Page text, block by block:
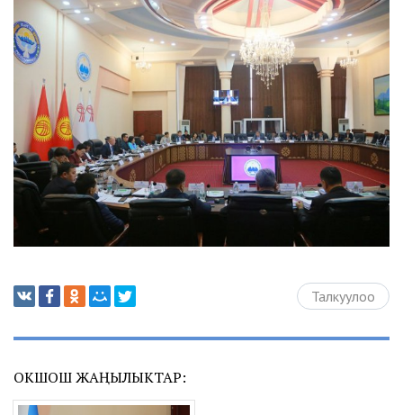
Талкуулоо
ОКШОШ ЖАҢЫЛЫКТАР: